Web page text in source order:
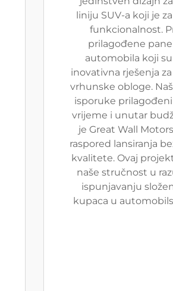
liniju SUV-a koji je
funkcionalnost.
prilagođene
automobila koji
inovativna rješenja
vrhunske obloge.
isporuke
vrijeme i unutar
je Great Wall
raspored lansiranja
kvalitete. Ovaj
naše stručnost u
ispunjavanju
kupaca u